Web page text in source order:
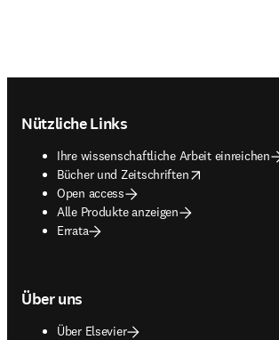
Nützliche Links
Ihre wissenschaftliche Arbeit einreichen
Bücher und Zeitschriften
opens in new tab/window
Open access
Alle Produkte anzeigen
Errata
Über uns
Über Elsevier